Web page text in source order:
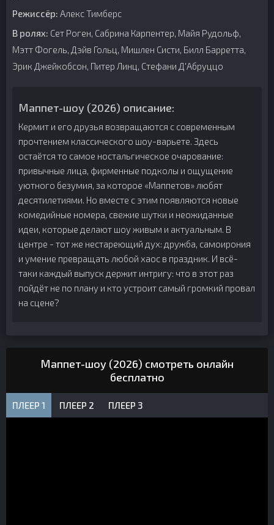
Режиссёр: Алекс Тимберс
В ролях: Сет Роген, Сабрина Карпентер, Майя Рудольф,
Мэтт Фогель, Дэйв Гольц, Мишлен Систи, Билл Барретта,
Эрик Джейкобсон, Питер Линц, Стефани Д'Абруццо
Маппет-шоу (2026) описание:
Кермит и его друзья возвращаются с современным
прочтением классического шоу-варьете. Здесь
остаётся то самое ностальгическое очарование:
привычные лица, фирменные подколы и ощущение
уютного безумия, за которое «Маппетов» любят
десятилетиями. Но вместе с этим появляются новые
комедийные номера, свежие шутки и неожиданные
идеи, которые делают шоу живым и актуальным. В
центре - тот же нестареющий дух: дружба, самоирония
и умение превращать любой хаос в праздник. И всё-
таки каждый выпуск держит интригу: что в этот раз
пойдёт не по плану и кто устроит самый громкий провал
на сцене?
Маппет-шоу (2026) смотреть онлайн
бесплатно
ПЛЕЕР 1 ПЛЕЕР 2 ПЛЕЕР 3